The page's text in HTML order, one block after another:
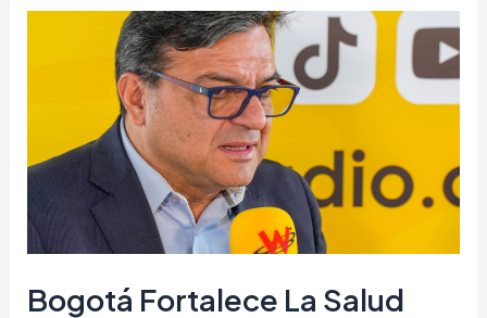
Bogotá Fortalece La Salud
mental
enfoque
intersectorial
para